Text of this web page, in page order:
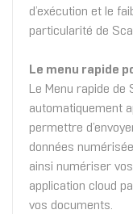
d’exécution et le
particularité de
Le menu rapide
Le Menu rapide de
automatiquement
permettre
données
ainsi numériser
application cloud
vos documents.